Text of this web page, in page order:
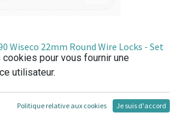
Wiseco 22mm Round Wire Locks - Set
pour vous fournir une
utilisateur.
Politique relative aux cookies Je suis d'accord